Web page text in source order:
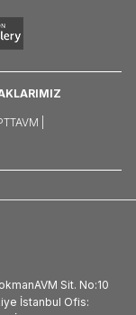
|
Sit. No:10
İstanbul Ofis: